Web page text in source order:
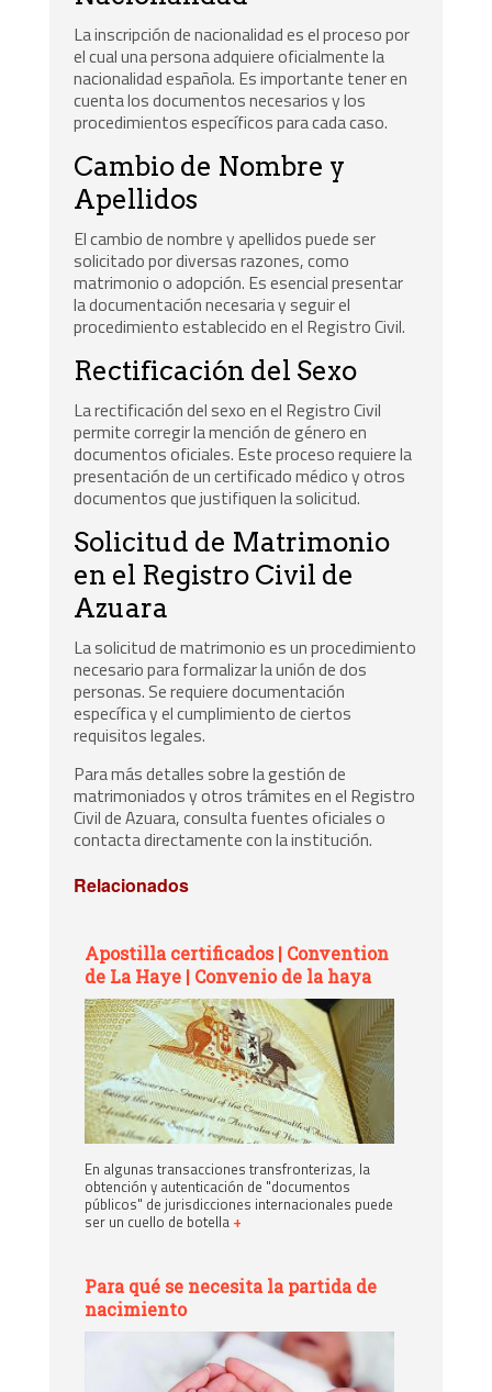
La inscripción de nacionalidad es el proceso por
el cual una persona adquiere oficialmente la
nacionalidad española. Es importante tener en
cuenta los documentos necesarios y los
procedimientos específicos para cada caso.
Cambio de Nombre y
Apellidos
El cambio de nombre y apellidos puede ser
solicitado por diversas razones, como
matrimonio o adopción. Es esencial presentar
la documentación necesaria y seguir el
procedimiento establecido en el Registro Civil.
Rectificación del Sexo
La rectificación del sexo en el Registro Civil
permite corregir la mención de género en
documentos oficiales. Este proceso requiere la
presentación de un certificado médico y otros
documentos que justifiquen la solicitud.
Solicitud de Matrimonio
en el Registro Civil de
Azuara
La solicitud de matrimonio es un procedimiento
necesario para formalizar la unión de dos
personas. Se requiere documentación
específica y el cumplimiento de ciertos
requisitos legales.
Para más detalles sobre la gestión de
matrimoniados y otros trámites en el Registro
Civil de Azuara, consulta fuentes oficiales o
contacta directamente con la institución.
Relacionados
Apostilla certificados | Convention
de La Haye | Convenio de la haya
En algunas transacciones transfronterizas, la
obtención y autenticación de "documentos
públicos" de jurisdicciones internacionales puede
ser un cuello de botella +
Para qué se necesita la partida de
nacimiento